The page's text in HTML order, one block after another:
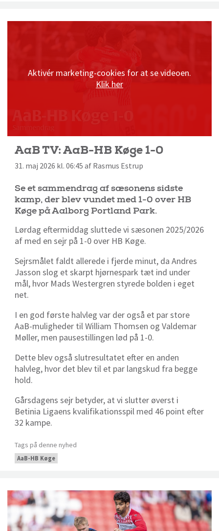
Aktivér marketing-cookies for at se videoen.
Klik her
AaB TV: AaB-HB Køge 1-0
31. maj 2026 kl. 06:45 af Rasmus Estrup
Se et sammendrag af sæsonens sidste
kamp, der blev vundet med 1-0 over HB
Køge på Aalborg Portland Park.
Lørdag eftermiddag sluttede vi sæsonen 2025/2026
af med en sejr på 1-0 over HB Køge.
Sejrsmålet faldt allerede i fjerde minut, da Andres
Jasson slog et skarpt hjørnespark tæt ind under
mål, hvor Mads Westergren styrede bolden i eget
net.
I en god første halvleg var der også et par store
AaB-muligheder til William Thomsen og Valdemar
Møller, men pausestillingen lød på 1-0.
Dette blev også slutresultatet efter en anden
halvleg, hvor det blev til et par langskud fra begge
hold.
Gårsdagens sejr betyder, at vi slutter øverst i
Betinia Ligaens kvalifikationsspil med 46 point efter
32 kampe.
Tags på denne nyhed
AaB-HB Køge